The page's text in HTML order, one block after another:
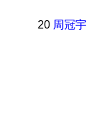
20 周冠宇